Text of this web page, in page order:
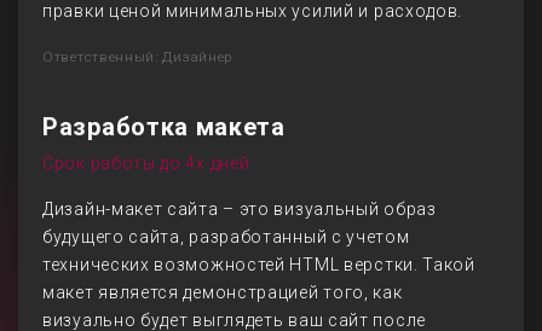
правки ценой минимальных усилий и расходов.
Ответственный: Дизайнер
Разработка макета
Срок работы до 4х дней
Дизайн-макет сайта – это визуальный образ
будущего сайта, разработанный с учетом
технических возможностей HTML верстки. Такой
макет является демонстрацией того, как
визуально будет выглядеть ваш сайт после